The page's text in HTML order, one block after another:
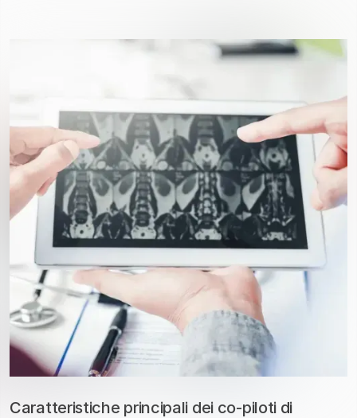
Caratteristiche principali dei co-piloti di